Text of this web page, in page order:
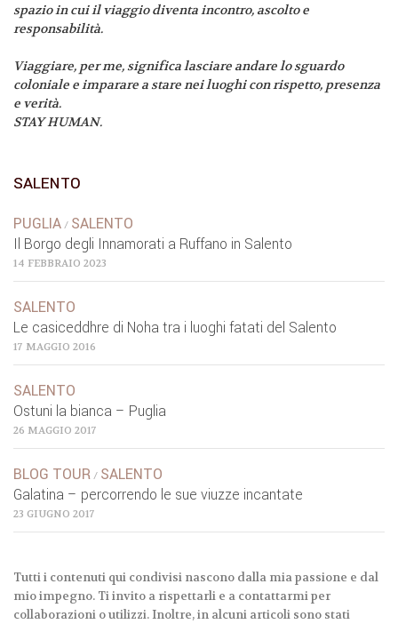
spazio in cui il viaggio diventa incontro, ascolto e
responsabilità.
Viaggiare, per me, significa lasciare andare lo sguardo
coloniale e imparare a stare nei luoghi con rispetto, presenza
e verità.
STAY HUMAN.
SALENTO
PUGLIA / SALENTO
Il Borgo degli Innamorati a Ruffano in Salento
14 FEBBRAIO 2023
SALENTO
Le casiceddhre di Noha tra i luoghi fatati del Salento
17 MAGGIO 2016
SALENTO
Ostuni la bianca – Puglia
26 MAGGIO 2017
BLOG TOUR / SALENTO
Galatina – percorrendo le sue viuzze incantate
23 GIUGNO 2017
Tutti i contenuti qui condivisi nascono dalla mia passione e dal
mio impegno. Ti invito a rispettarli e a contattarmi per
collaborazioni o utilizzi. Inoltre, in alcuni articoli sono stati